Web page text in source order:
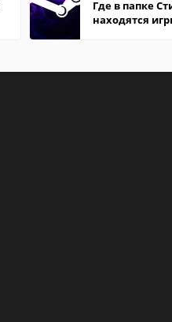
Где в папке
находятся